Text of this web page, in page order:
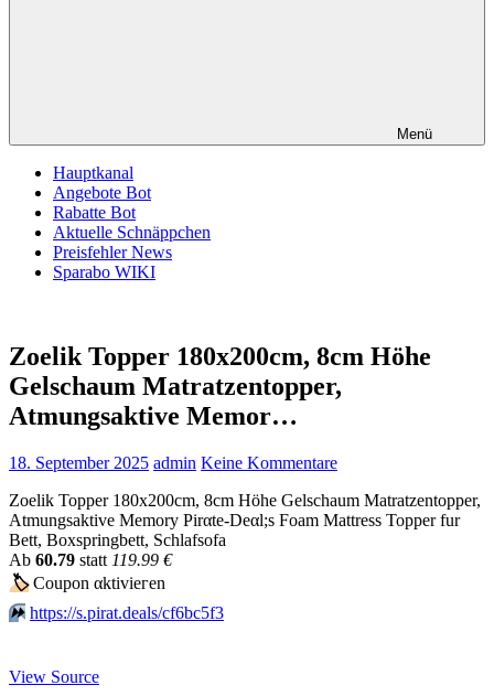
Menü
Hauptkanal
Angebote Bot
Rabatte Bot
Aktuelle Schnäppchen
Preisfehler News
Sparabo WIKI
Zoelik Topper 180x200cm, 8cm Höhe
Gelschaum Matratzentopper,
Atmungsaktive Memor…
18. September 2025 admin Keine Kommentare
Zoelik Topper 180x200cm, 8cm Höhe Gelschaum Matratzentopper,
Atmungsaktive Memory Pirαtе-Dеαl;s Foam Mattress Topper fur
Bett, Boxspringbett, Schlafsofa
Аb 60.79 statt 119.99 €
🏷Сοuрοn αktiviегеn
⏩️ https://s.pirat.deals/cf6bc5f3
View Source